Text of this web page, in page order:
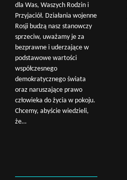
dla Was, Waszych Rodzin i
Przyjaciół. Działania wojenne
Rosji budzą nasz stanowczy
sprzeciw, uważamy je za
bezprawne i uderzające w
podstawowe wartości
współczesnego
demokratycznego świata
oraz naruszające prawo
człowieka do życia w pokoju.
Chcemy, abyście wiedzieli,
że…